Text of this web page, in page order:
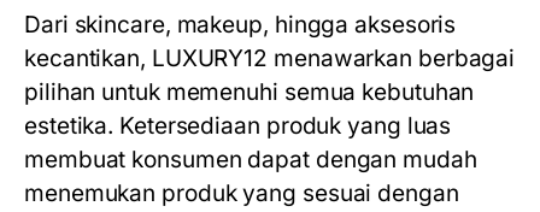
Dari skincare, makeup, hingga aksesoris
kecantikan, LUXURY12 menawarkan berbagai
pilihan untuk memenuhi semua kebutuhan
estetika. Ketersediaan produk yang luas
membuat konsumen dapat dengan mudah
menemukan produk yang sesuai dengan